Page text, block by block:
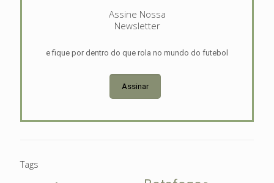
Assine Nossa
Newsletter
e fique por dentro do que rola no mundo do futebol
Assinar
Tags